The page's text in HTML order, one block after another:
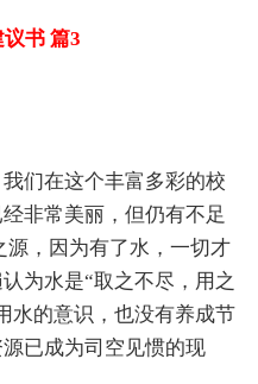
书 篇3
们在这个丰富多彩的校
非常美丽，但仍有不足
源，因为有了水，一切才
为水是“取之不尽，用之
水的意识，也没有养成节
已成为司空见惯的现